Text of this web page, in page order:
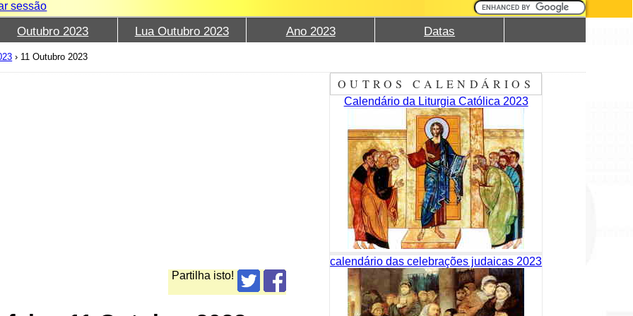
sessão
Outubro 2023 Lua Outubro 2023 Ano 2023 Datas
› 11 Outubro 2023
Partilha isto!
OUTROS CALENDÁRIOS
Calendário da Liturgia Católica 2023
calendário das celebrações judaicas 2023